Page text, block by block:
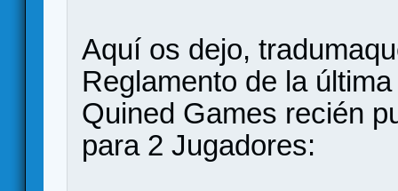
Aquí os dejo,
Reglamento de la
Quined Games recién
para 2 Jugadores: